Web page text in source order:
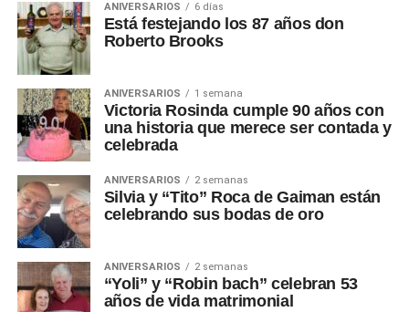
ANIVERSARIOS 6 días
Está festejando los 87 años don
Roberto Brooks
ANIVERSARIOS 1 semana
Victoria Rosinda cumple 90 años con
una historia que merece ser contada y
celebrada
ANIVERSARIOS 2 semanas
Silvia y “Tito” Roca de Gaiman están
celebrando sus bodas de oro
ANIVERSARIOS 2 semanas
“Yoli” y “Robin bach” celebran 53
años de vida matrimonial